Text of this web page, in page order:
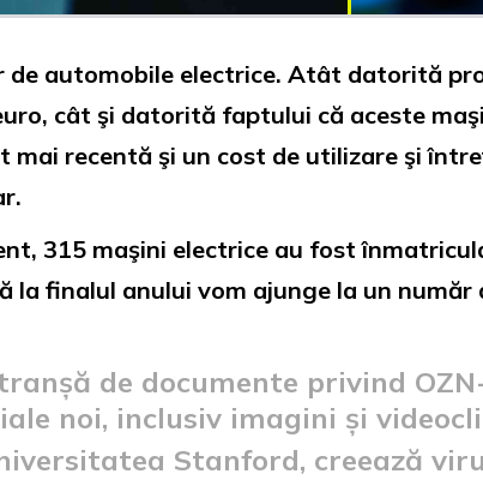
de automobile electrice. Atât datorită
cât şi datorită faptului că aceste
recentă şi un cost de utilizare şi
315 maşini electrice au fost
la finalul anului vom ajunge la un
de documente privind
noi, inclusiv imagini și
Stanford, creează